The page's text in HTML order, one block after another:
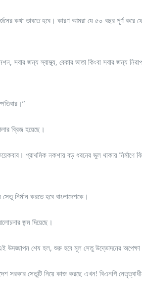
কথা ভাবতে হবে। কারণ আমরা যে ৫০ বছর পূর্ণ করে
সবার জন্য স্বাস্থ্য, বেকার ভাতা কিংবা সবার জন্য
ব্রিজ হয়েছে।
প্রাথমিক নকশায় বড় ধরনের ভুল থাকায় নির্মাণে
নির্মান করতে হবে বাংলাদেশকে।
জন্ম দিয়েছে।
উদজ্জাপন শেষ হল, শুরু হবে মূল সেতু উদ্ভোদনের
সরকার সেতুটি নিয়ে কাজ করছে এখন! বিএনপি